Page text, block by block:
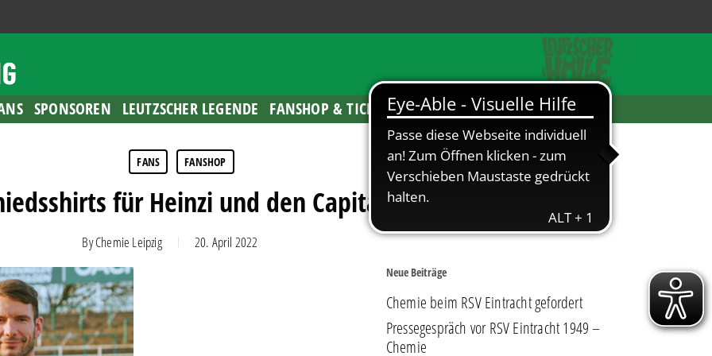
SPONSOREN LEUTZSCHER LEGENDE FANSHOP & TICKETS
FANS FANSHOP
für Heinzi und den Capitano!
ByChemie Leipzig 20. April 2022
Neue Beiträge
Chemie beim RSV Eintracht gefordert
Pressegespräch vor RSV Eintracht 1949 –
Chemie